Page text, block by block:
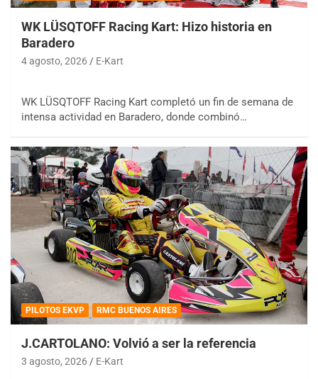
WK LÜSQTOFF Racing Kart: Hizo historia en
Baradero
4 agosto, 2026 E-Kart
WK LÜSQTOFF Racing Kart completó un fin de semana de
intensa actividad en Baradero, donde combinó…
PILOTOS EKVP RMC BUENOS AIRES
J.CARTOLANO: Volvió a ser la referencia
3 agosto, 2026 E-Kart
COBERTURA ESPECIAL DE E-KART.COM.AR